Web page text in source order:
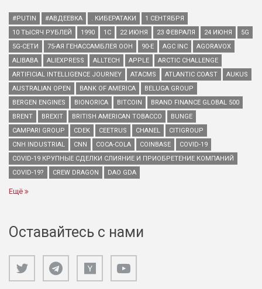
#PUTIN #АВДЕЕВКА . КИБЕРАТАКИ
1 СЕНТЯБРЯ
10 ТЫСЯЧ РУБЛЕЙ
1990 1С 22 ИЮНЯ 23 ФЕВРАЛЯ 24 ИЮНЯ
5G
5G-СЕТИ
75-АЯ ГЕНАССАМБЛЕЯ ООН 90-Е AGC INC
AGORAVOX
ALIBABA
ALIEXPRESS ALLTECH APPLE
ARCTIC CHALLENGE
ARTIFICIAL INTELLIGENCE JOURNEY
ATACMS ATLANTIC COAST
AUKUS
AUSTRALIAN OPEN
BANK OF AMERICA
BELUGA GROUP
BERGEN ENGINES
BIONORICA BITCOIN
BRAND FINANCE GLOBAL 500
BRENT
BREXIT BRITISH AMERICAN TOBACCO
BUNGE
CAMPARI GROUP
CDEK CEETRUS CHANEL
CITIGROUP
CNH INDUSTRIAL
CNN COCA-COLA COINBASE
COVID-19
COVID-19 КРУПНЫЕ СДЕЛКИ СЛИЯНИЕ И ПРИОБРЕТЕНИЕ КОМПАНИЙ
COVID-19?
CREW DRAGON DAO GDA
Ещё
Оставайтесь с нами